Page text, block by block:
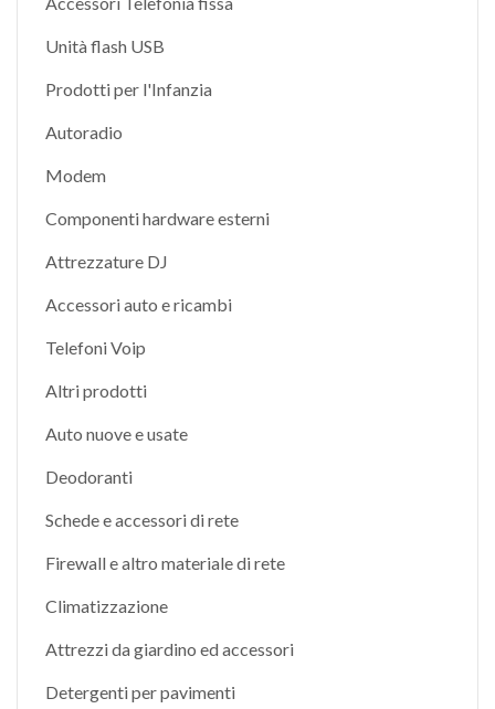
Unità flash USB
Prodotti per l'Infanzia
Autoradio
Modem
Componenti hardware esterni
Attrezzature DJ
Accessori auto e ricambi
Telefoni Voip
Altri prodotti
Auto nuove e usate
Deodoranti
Schede e accessori di rete
Firewall e altro materiale di rete
Climatizzazione
Attrezzi da giardino ed accessori
Detergenti per pavimenti